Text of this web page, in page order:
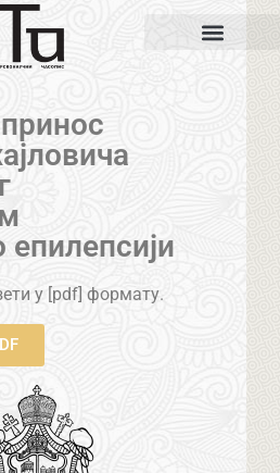
у [pdf] формату.